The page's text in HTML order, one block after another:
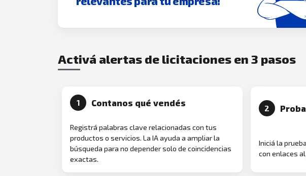
Activá alertas de licitaciones en 3 pasos
1 Contanos qué vendés
Registrá palabras clave relacionadas con tus
productos o servicios. La IA ayuda a ampliar la
búsqueda para no depender solo de coincidencias
exactas.
2
Iniciá la
con enlaces